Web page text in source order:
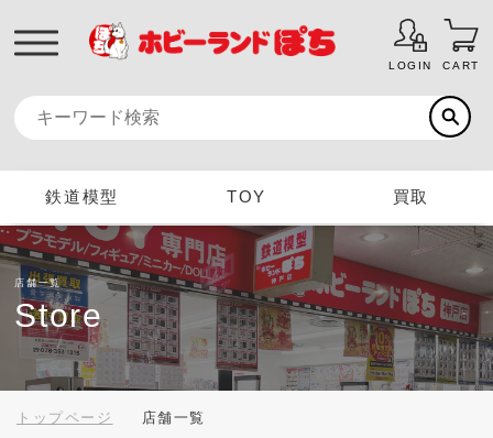
LOGIN CART
鉄道模型 TOY 買取
店舗一覧
Store
トップページ 店舗一覧